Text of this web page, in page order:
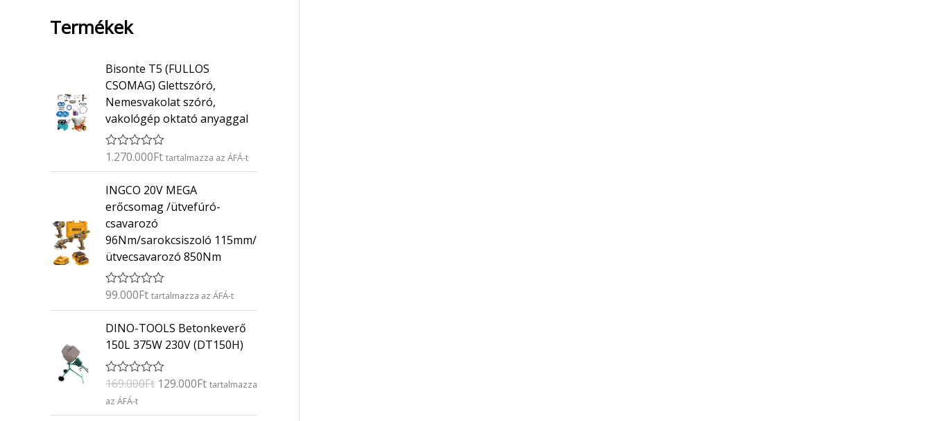
Termékek
Bisonte T5 (FULLOS
CSOMAG) Glettszóró,
Nemesvakolat szóró,
vakológép oktató anyaggal
É
é
e
l
é
s
:
/
5
1.270.000Ft tartalmazza az ÁFÁ-t
INGCO 20V MEGA
erőcsomag /ütvefúró-
csavarozó
96Nm/sarokcsiszoló 115mm/
ütvecsavarozó 850Nm
É
é
k
e
é
s
0
/
99.000Ft tartalmazza az ÁFÁ-t
DINO-TOOLS Betonkeverő
150L 375W 230V (DT150H)
É
t
é
169.000Ft
O
r
g
129.000Ft
C
u
etartalmazza
az ÁFÁ-t